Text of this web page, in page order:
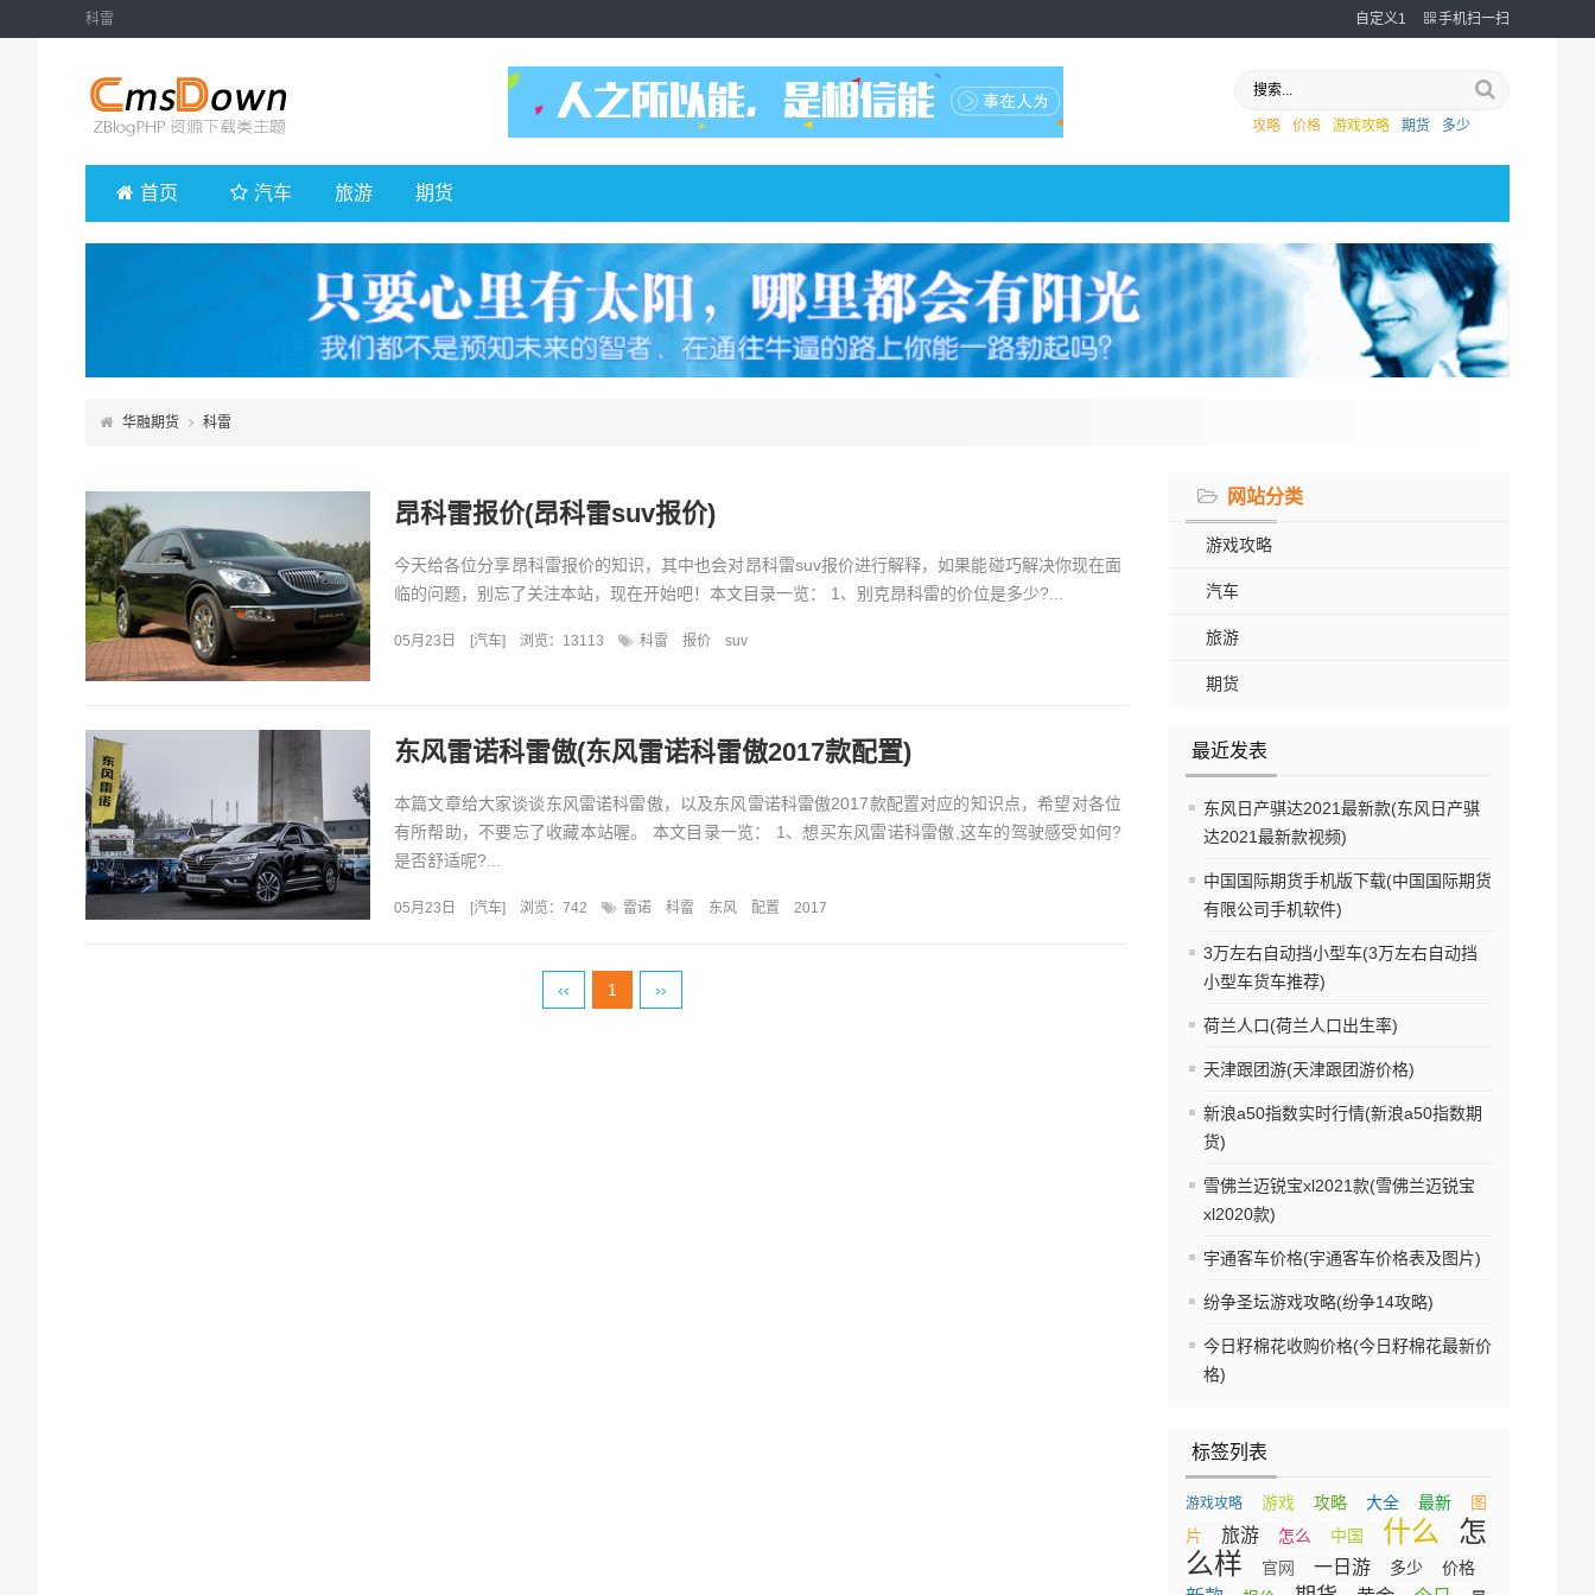
科雷 自定义1 手机扫一扫
攻略 价格 游戏攻略 期货 多少
首页 汽车 旅游 期货
华融期货 科雷
网站分类
游戏攻略
汽车
旅游
期货
最近发表
东风日产骐达2021最新款(东风日产骐
达2021最新款视频)
中国国际期货手机版下载(中国国际期货
有限公司手机软件)
3万左右自动挡小型车(3万左右自动挡
小型车货车推荐)
荷兰人口(荷兰人口出生率)
天津跟团游(天津跟团游价格)
新浪a50指数实时行情(新浪a50指数期
货)
雪佛兰迈锐宝xl2021款(雪佛兰迈锐宝
xl2020款)
宇通客车价格(宇通客车价格表及图片)
纷争圣坛游戏攻略(纷争14攻略)
今日籽棉花收购价格(今日籽棉花最新价
格)
标签列表
游戏攻略 游戏 攻略 大全 最新
图
片
旅游 怎么 中国 什么
怎
么样
官网 一日游 多少 价格
昂科雷报价(昂科雷suv报价)
今天给各位分享昂科雷报价的知识，其中也会对昂科雷suv报价进行解释，如果能碰巧解决你现在面
临的问题，别忘了关注本站，现在开始吧！本文目录一览： 1、别克昂科雷的价位是多少?...
05月23日 [汽车] 浏览：13113 科雷 报价 suv
东风雷诺科雷傲(东风雷诺科雷傲2017款配置)
本篇文章给大家谈谈东风雷诺科雷傲，以及东风雷诺科雷傲2017款配置对应的知识点，希望对各位
有所帮助，不要忘了收藏本站喔。 本文目录一览： 1、想买东风雷诺科雷傲,这车的驾驶感受如何?
是否舒适呢?...
05月23日 [汽车] 浏览：742 雷诺 科雷 东风 配置 2017
‹‹ 1 ››